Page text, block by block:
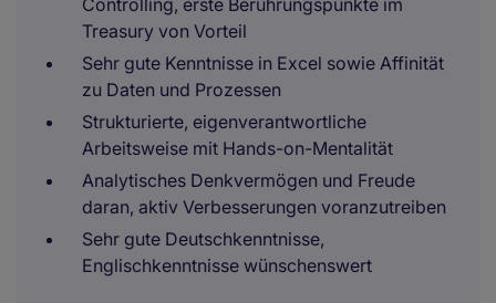
Controlling, erste Berührungspunkte im
Treasury von Vorteil
Sehr gute Kenntnisse in Excel sowie Affinität
zu Daten und Prozessen
Strukturierte, eigenverantwortliche
Arbeitsweise mit Hands-on-Mentalität
Analytisches Denkvermögen und Freude
daran, aktiv Verbesserungen voranzutreiben
Sehr gute Deutschkenntnisse,
Englischkenntnisse wünschenswert